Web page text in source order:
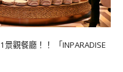
觀餐廳！！ 「INPARADISE